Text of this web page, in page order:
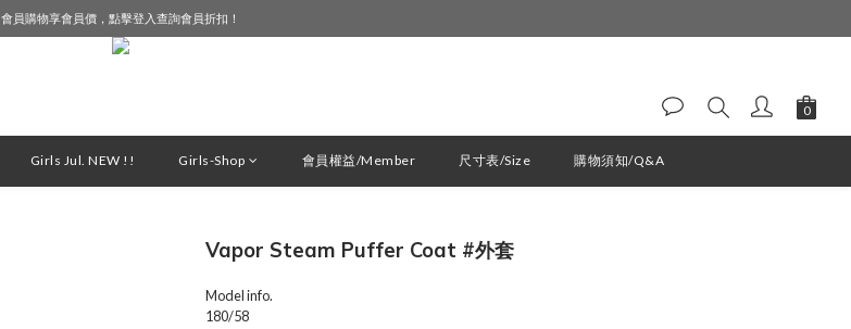
LINE好友募集中，加入就送購物金$50！
會員購物享會員價，點擊登入查詢會員折扣！
LINE好友募集中，加入就送購物金$50！
Girls Jul. NEW !! Girls-Shop 會員權益/Member 尺寸表/Size 購物須知/Q&A
Vapor Steam Puffer Coat #外套
Model info.
180/58